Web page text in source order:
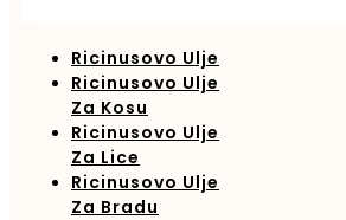
Ricinusovo Ulje
Ricinusovo Ulje
Za Kosu
Ricinusovo Ulje
Za Lice
Ricinusovo Ulje
Za Bradu